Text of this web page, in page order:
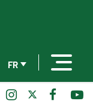
FR